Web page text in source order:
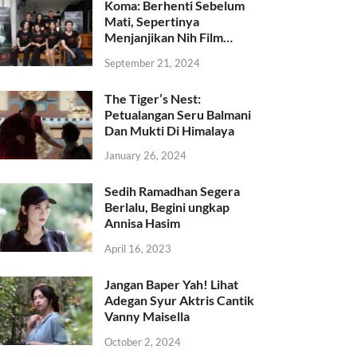
Koma: Berhenti Sebelum
Mati, Sepertinya
Menjanjikan Nih Film…
September 21, 2024
The Tiger’s Nest:
Petualangan Seru Balmani
Dan Mukti Di Himalaya
January 26, 2024
Sedih Ramadhan Segera
Berlalu, Begini ungkap
Annisa Hasim
April 16, 2023
Jangan Baper Yah! Lihat
Adegan Syur Aktris Cantik
Vanny Maisella
October 2, 2024